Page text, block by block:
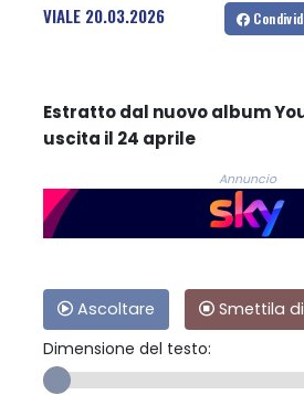
VIALE 20.03.2026
Estratto dal nuovo album
uscita il 24 aprile
Annuncio
Ascoltare
Smettila
Dimensione del testo: